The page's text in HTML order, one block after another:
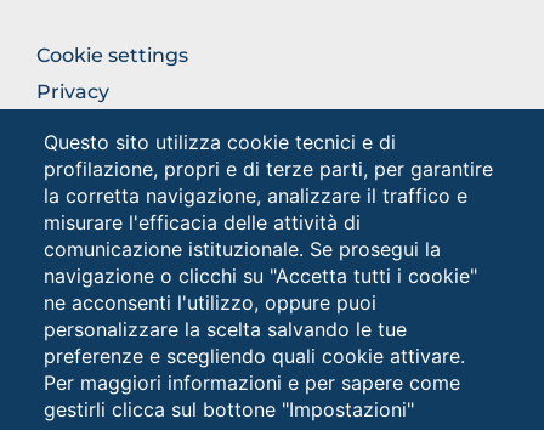
Questo sito utilizza cookie tecnici e di
profilazione, propri e di terze parti, per garantire
la corretta navigazione, analizzare il traffico e
misurare l'efficacia delle attività di
comunicazione istituzionale. Se prosegui la
navigazione o clicchi su "Accetta tutti i cookie"
ne acconsenti l'utilizzo, oppure puoi
personalizzare la scelta salvando le tue
preferenze e scegliendo quali cookie attivare.
Per maggiori informazioni e per sapere come
gestirli clicca sul bottone "Impostazioni"
FOOTER
COLONNA
DESTRA
Cookie settings
Privacy
Social